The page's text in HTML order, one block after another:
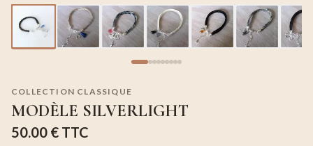
COLLECTION CLASSIQUE
MODÈLE SILVERLIGHT
50.00 € TTC